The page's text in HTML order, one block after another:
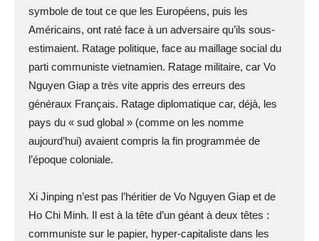
symbole de tout ce que les Européens, puis les
Américains, ont raté face à un adversaire qu’ils sous-
estimaient. Ratage politique, face au maillage social du
parti communiste vietnamien. Ratage militaire, car Vo
Nguyen Giap a très vite appris des erreurs des
généraux Français. Ratage diplomatique car, déjà, les
pays du « sud global » (comme on les nomme
aujourd’hui) avaient compris la fin programmée de
l’époque coloniale.
Xi Jinping n’est pas l’héritier de Vo Nguyen Giap et de
Ho Chi Minh. Il est à la tête d’un géant à deux têtes :
communiste sur le papier, hyper-capitaliste dans les